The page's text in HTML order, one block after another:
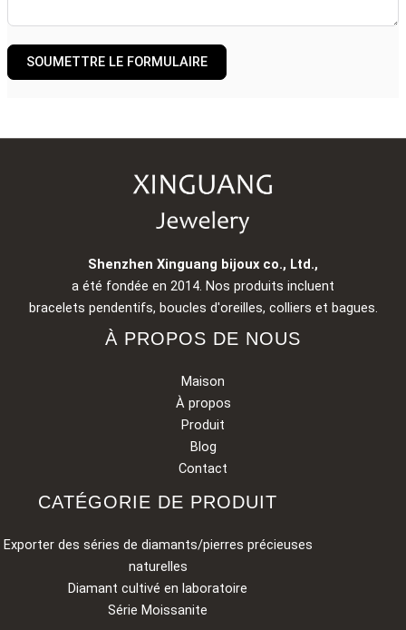
SOUMETTRE LE FORMULAIRE
Shenzhen Xinguang bijoux co., Ltd.,
a été fondée en 2014. Nos produits incluent
bracelets pendentifs, boucles d'oreilles, colliers et bagues.
À PROPOS DE NOUS
Maison
À propos
Produit
Blog
Contact
CATÉGORIE DE PRODUIT
Exporter des séries de diamants/pierres précieuses
naturelles
Diamant cultivé en laboratoire
Série Moissanite